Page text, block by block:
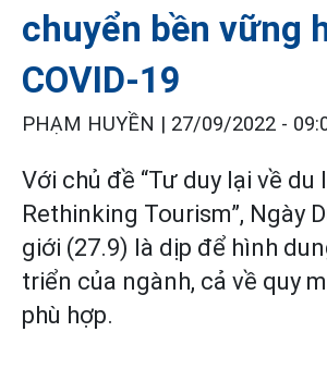
chuyển bền vững
COVID-19
PHẠM HUYỀN | 27/09/2022 -
Với chủ đề “Tư duy lại về du
Rethinking Tourism”, Ngày
giới (27.9) là dịp để hình
triển của ngành, cả về quy
phù hợp.